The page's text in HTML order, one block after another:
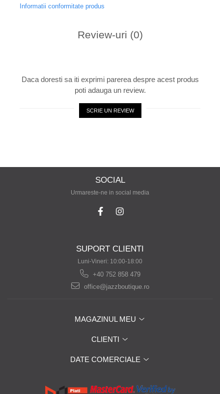
Informatii conformitate produs
Review-uri (0)
Daca doresti sa iti exprimi parerea despre acest produs
poti adauga un review.
SCRIE UN REVIEW
SOCIAL
Urmareste-ne in social media
SUPORT CLIENTI
Luni-Vineri: 10:00-18:00
+40 752 858 479
office@jazzboutique.ro
MAGAZINUL MEU
CLIENTI
DATE COMERCIALE